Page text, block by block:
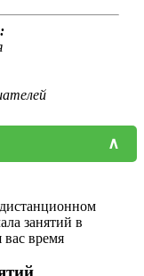
занятий в
вас время